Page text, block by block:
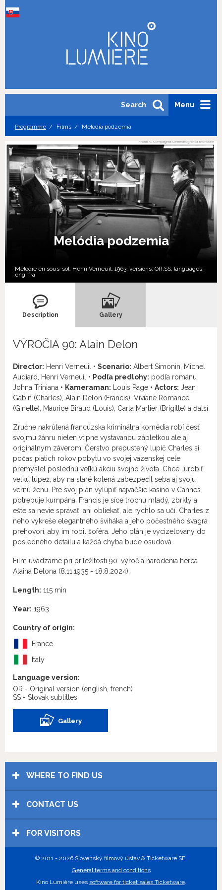
Menu
Search
Programme Films Melódia podzemia
Melódia podzemia
Mélodie en sous-sol; Henri Verneuil, 1963, versions: OR, SS, languages:
eng fra
Description Gallery
VÝROČIA 90: Alain Delon
Director: Henri Verneuil • Scenario: Albert Simonin, Michel
Audiard, Henri Verneuil • Podľa predlohy: podľa románu
Johna Triniana • Kameraman: Louis Page • Actors: Jean
Gabin (Charles), Alain Delon (Francis), Viviane Romance
(Ginette), Maurice Biraud (Louis), Carla Marlier (Brigitte) a ďalší
Zručne nakrútená francúzska kriminálna komédia robí česť
svojmu žánru nielen vtipne vystavanou zápletkou ale aj
originálnym záverom. Čerstvo prepustený lupič Charles si
počas piatich rokov pobytu vo svojej väzenskej cele
premyslel poslednú veľkú akciu svojho života. Chce „urobiť“
veľkú lúpež, aby na staré kolená zabezpečil seba aj svoju
vernú ženu. Pre svoj plán vylúpiť najväčšie kasíno v Cannes
potrebuje kumpána. Francis je síce trochu mladý, zbrklý a
ešte sa nevie správať, ani obliekať, ale rýchlo sa učí. Charles z
neho vykreše elegantného šviháka a jeho počestného švagra
prehovorí, aby im robil šoféra. Jeho plán je vycizelovaný do
posledného detailu a každá chyba bude osudová.
Film uvádzame pri príležitosti 90. výročia narodenia herca
Alaina Delona (8.11.1935 - 18.8.2024).
Length: 115 min
Year: 1963
Country of origin:
France
Italy
Language version:
OR - Original version (english, french)
SS - Slovak subtitles
Gallery
WHERE TO FIND US
CONTACT US
FOR VISITORS
© 2011 - 2026 Slovenský filmový ústav & Ticketware SE.
General terms and conditions
Kino Lumière uses software for ticket sales Ticketware.